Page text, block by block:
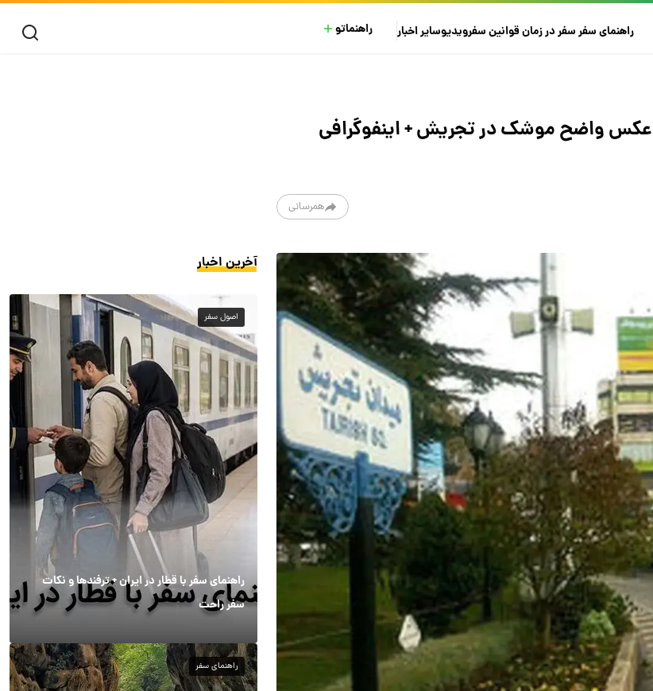
راهنمای سفرسفر در زمانقوانین سفرویدیوسایراخبار راهنماتو
واضح موشک در تجریش + اینفوگرافی
همرسانی
آخرین اخبار
اصول سفر
راهنمای سفر با قطار در ایران + ترفندها و نکات
سفر راحت
راهنمای سفر